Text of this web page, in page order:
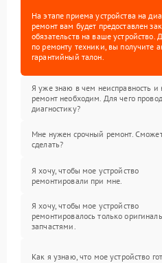
На этапе приема устройства на
ремонт вам будет предоставлен
обязательств на ваше устройство.
по ремонту техники, вы получите
гарантийный талон.
Я уже знаю в чем неисправность и
ремонт необходим. Для чего
диагностику?
Мне нужен срочный ремонт.
сделать?
Я хочу, чтобы мое устройство
ремонтировали при мне.
Я хочу, чтобы мое устройство
ремонтировалось только
запчастями.
Как я узнаю, что мое устройство